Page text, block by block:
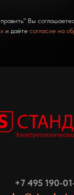
Вы
и даёте согласие на
+7 495 190-